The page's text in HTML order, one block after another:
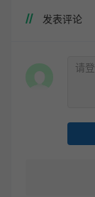
发表评论